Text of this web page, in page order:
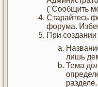
("Сообщить
Старайтесь
форума.
При
лишь
Тема
разделе.